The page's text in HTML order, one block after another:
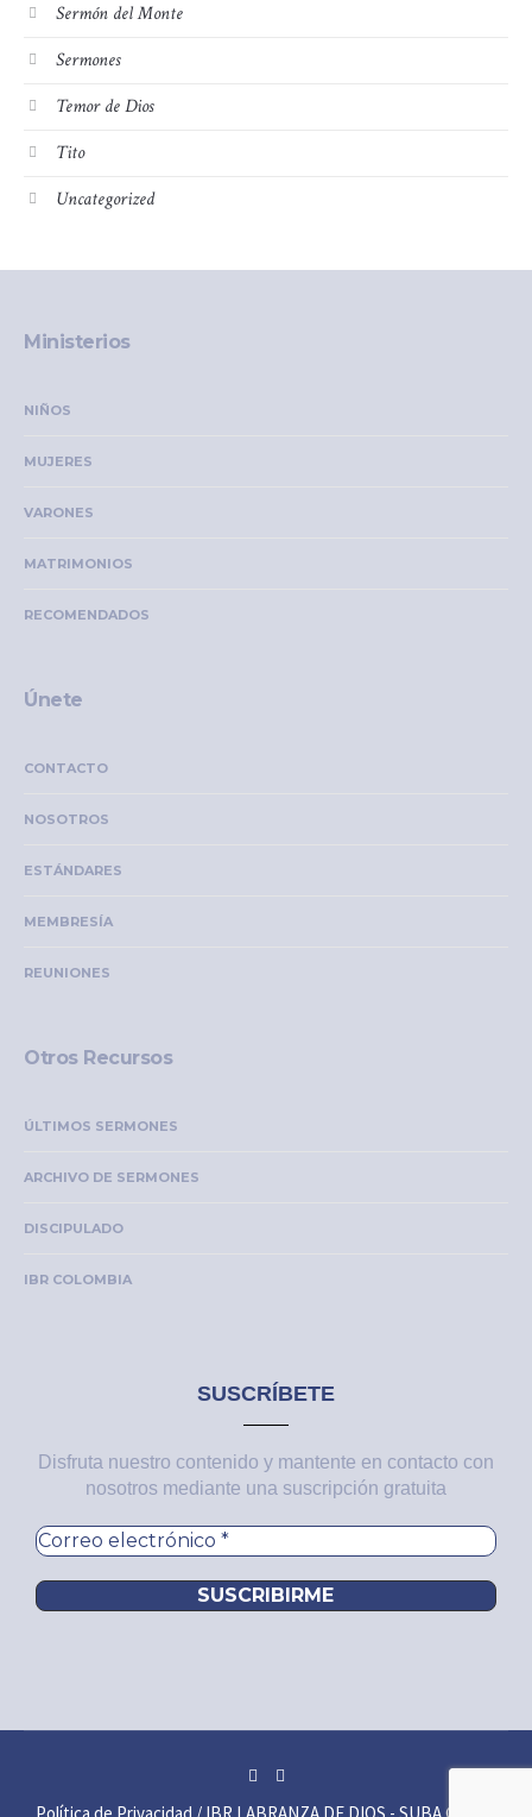
Sermón del Monte
Sermones
Temor de Dios
Tito
Uncategorized
Ministerios
NIÑOS
MUJERES
VARONES
MATRIMONIOS
RECOMENDADOS
Únete
CONTACTO
NOSOTROS
ESTÁNDARES
MEMBRESÍA
REUNIONES
Otros Recursos
ÚLTIMOS SERMONES
ARCHIVO DE SERMONES
DISCIPULADO
IBR COLOMBIA
SUSCRÍBETE
Disfruta nuestro contenido y mantente en contacto con
nosotros mediante una suscripción gratuita